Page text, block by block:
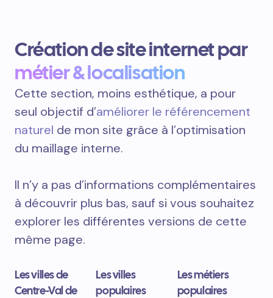
Création de site internet par
métier & localisation
Cette section, moins esthétique, a pour
seul objectif d’améliorer le référencement
naturel de mon site grâce à l’optimisation
du maillage interne.
Il n’y a pas d’informations complémentaires
à découvrir plus bas, sauf si vous souhaitez
explorer les différentes versions de cette
même page.
Les villes de
Centre-Val de
Les villes
populaires
Les métiers
populaires